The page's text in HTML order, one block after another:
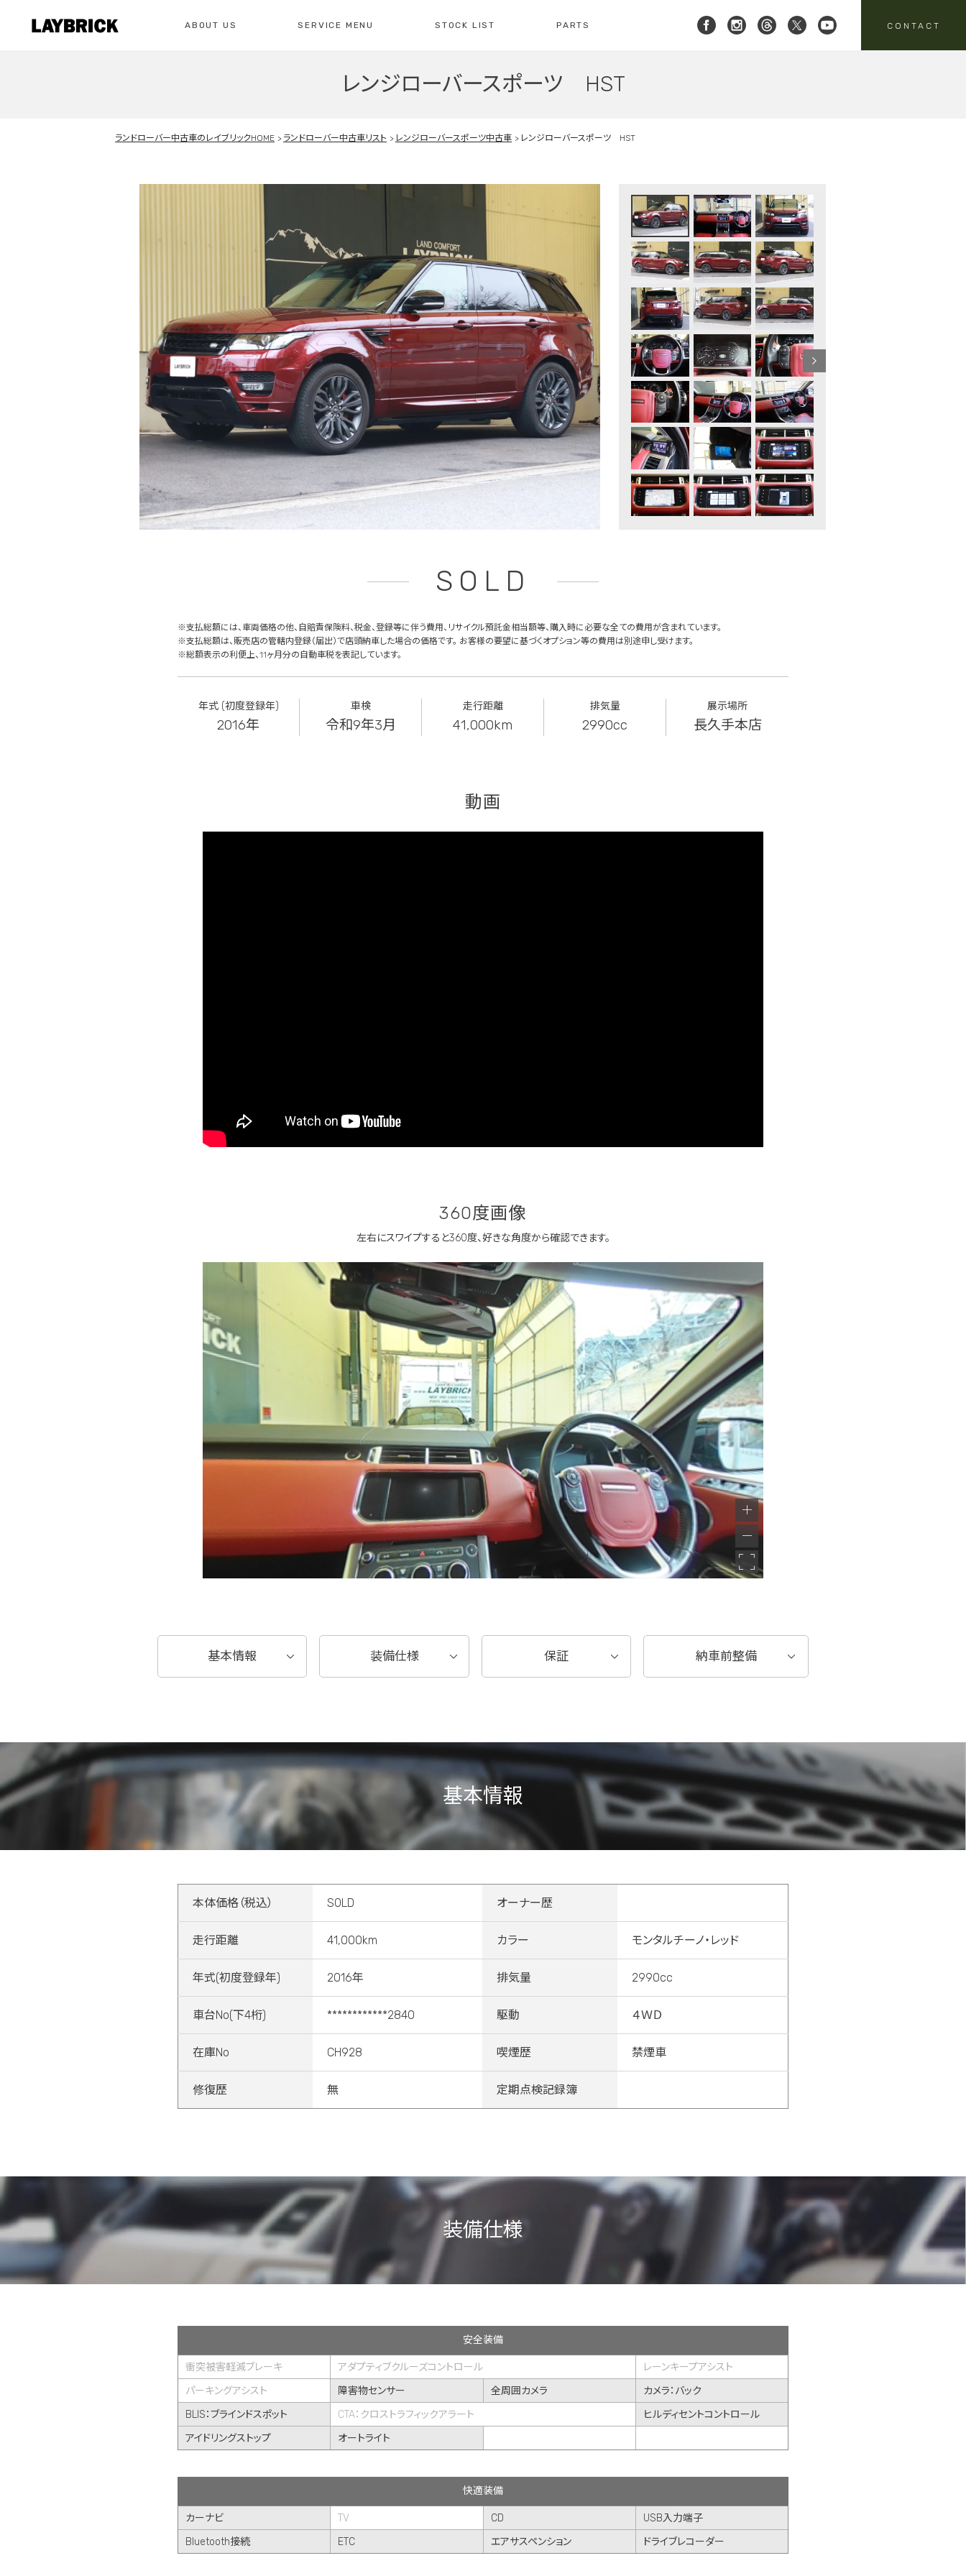
ABOUT US SERVICE MENU STOCK LIST PARTS CONTACT
[ レイブリック長久手本店 ]
お問い合わせ
お問い合わせ
レンジローバースポーツ HST
ランドローバー中古車のレイブリックHOME ランドローバー中古車リスト レンジローバースポーツ中古車 レンジローバースポーツ HST
SOLD
※支払総額には、車両価格の他、自賠責保険料、税金、登録等に伴う費用、リサイクル預託金相当額等、購入時に必要な全ての費用が含まれています。
※支払総額は、販売店の管轄内登録（届出）で店頭納車した場合の価格です。 お客様の要望に基づくオプション等の費用は別途申し受けます。
※総額表示の利便上、11ヶ月分の自動車税を表記しています。
年式 (初度登録年)
2016年
車検
令和9年3月
走行距離
41,000km
排気量
2990cc
展示場所
長久手本店
動画
360度画像
左右にスワイプすると360度、好きな角度から確認できます。
基本情報 装備仕様 保証 納車前整備
基本情報
本体価格（税込） SOLD オーナー歴
走行距離 41,000km カラー モンタルチーノ・レッド
年式(初度登録年) 2016年 排気量 2990cc
車台No(下4桁) ************2840 駆動 ４ＷＤ
在庫No CH928 喫煙歴 禁煙車
修復歴 無 定期点検記録簿
装備仕様
安全装備
衝突被害軽減ブレーキ アダプティブクルーズコントロール
レーンキープアシスト
パーキングアシスト
障害物センサー 全周囲カメラ
カメラ：バック
BLIS：ブラインドスポット
CTA：クロストラフィックアラート
ヒルディセントコントロール
アイドリングストップ
オートライト
快適装備
カーナビ TV CD
USB入力端子
Bluetooth接続
ETC エアサスペンション ドライブレコーダー